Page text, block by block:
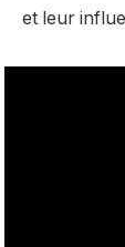
et leur